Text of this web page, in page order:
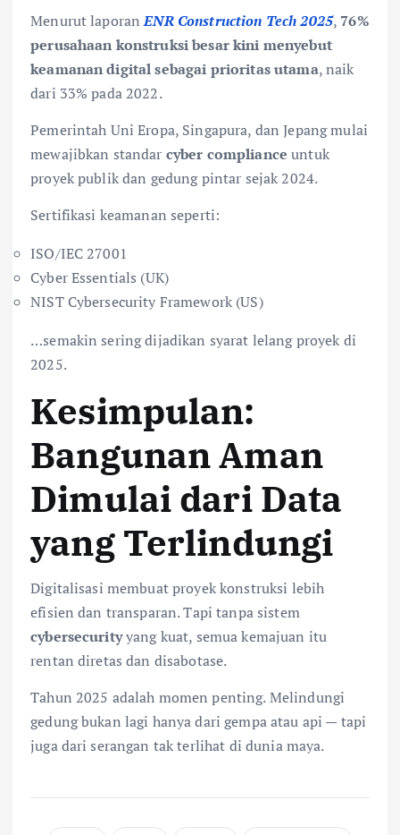
Menurut laporanENR Construction Tech 2025, 76%
perusahaan konstruksi besar kini menyebut
keamanan digital sebagai prioritas utama, naik
dari 33% pada 2022.
Pemerintah Uni Eropa, Singapura, dan Jepang mulai
mewajibkan standar cyber compliance untuk
proyek publik dan gedung pintar sejak 2024.
Sertifikasi keamanan seperti:
ISO/IEC 27001
Cyber Essentials (UK)
NIST Cybersecurity Framework (US)
…semakin sering dijadikan syarat lelang proyek di
2025.
Kesimpulan:
Bangunan Aman
Dimulai dari Data
yang Terlindungi
Digitalisasi membuat proyek konstruksi lebih
efisien dan transparan. Tapi tanpa sistem
cybersecurityyang kuat, semua kemajuan itu
rentan diretas dan disabotase.
Tahun 2025 adalah momen penting. Melindungi
gedung bukan lagi hanya dari gempa atau api — tapi
juga dari serangan tak terlihat di dunia maya.